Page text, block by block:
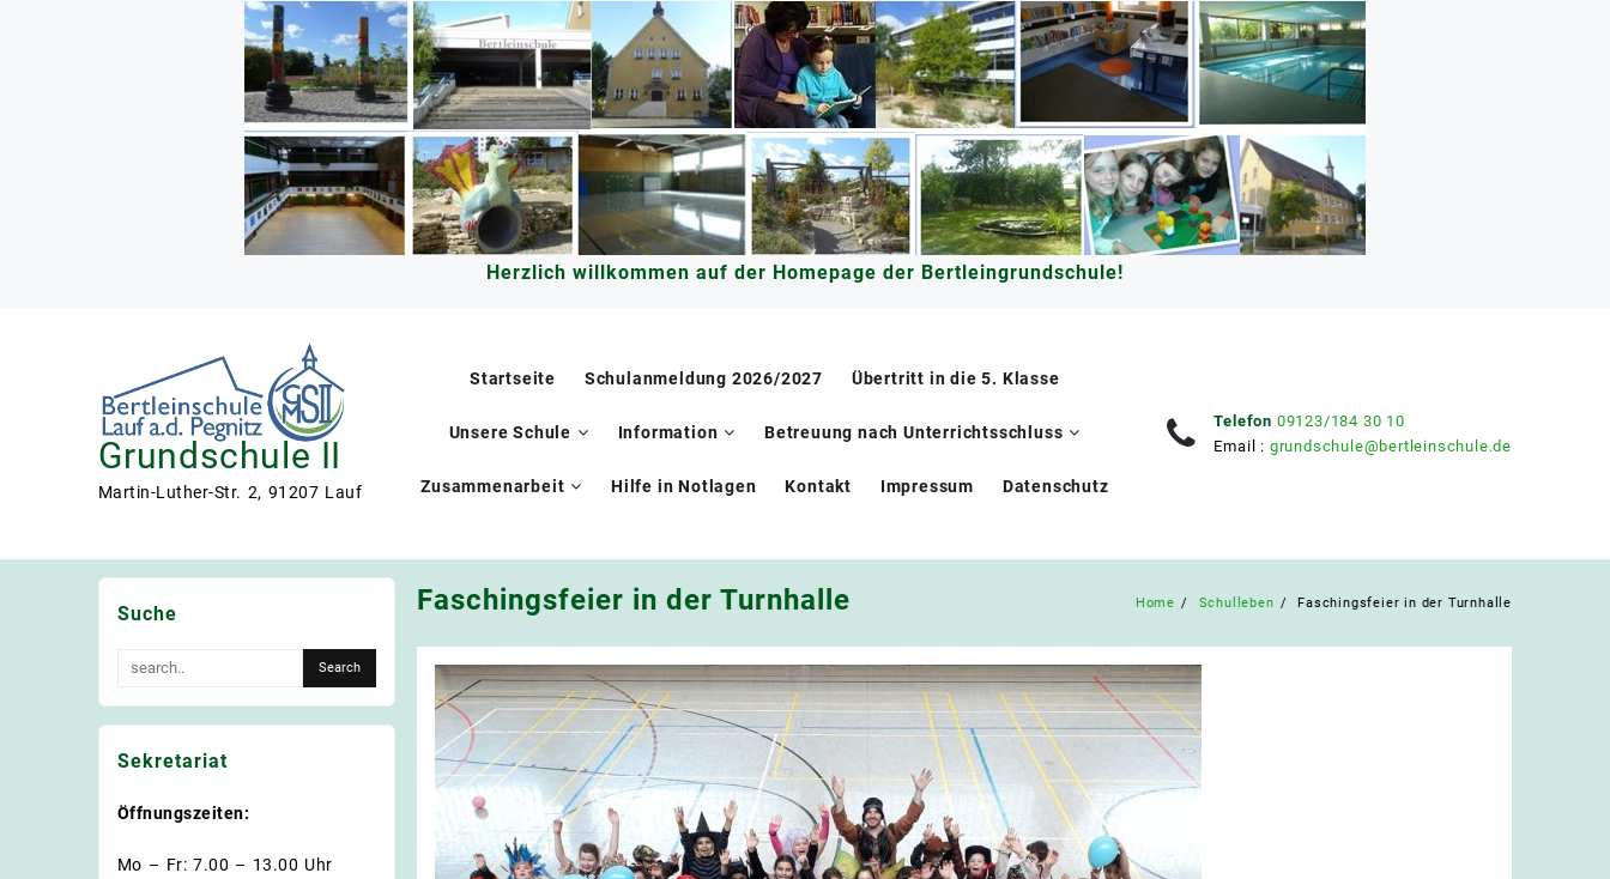
Herzlich willkommen auf der Homepage der Bertleingrundschule!
Grundschule II
Martin-Luther-Str. 2, 91207 Lauf
Startseite Schulanmeldung 2026/2027 Übertritt in die 5. Klasse
Unsere Schule Information Betreuung nach Unterrichtsschluss
Zusammenarbeit Hilfe in Notlagen Kontakt Impressum Datenschutz
Telefon 09123/184 30 10
Email : grundschule@bertleinschule.de
Faschingsfeier in der Turnhalle Home Schulleben Faschingsfeier in der Turnhalle
Suche
Sekretariat
Öffnungszeiten:
Mo – Fr: 7.00 – 13.00 Uhr